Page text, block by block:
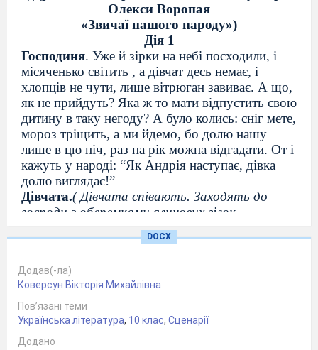
Олекси Воропая
«Звичаї нашого народу»)
Дія 1
Господиня. Уже й зірки на небі посходили, і
місяченько світить , а дівчат десь немає, і
хлопців не чути, лише вітрюган завиває. А що,
як не прийдуть? Яка ж то мати відпустить свою
дитину в таку негоду? А було колись: сніг мете,
мороз тріщить, а ми йдемо, бо долю нашу
лише в цю ніч, раз на рік можна відгадати. От і
кажуть у народі: “Як Андрія наступає, дівка
долю виглядає!”
Дівчата.( Дівчата співають. Заходять до
господи з оберемками ялинових гілок,
квітів, снопом.)Ой у вишневому
садочку там соловейко щебетав. Віть – віть,
соловейко щебетав.
Дівчина 1. Добрий вечір вашій хаті!
Дівчина 4.Уклін господині!
Дівчина 5.Чи веселі вечорниці у нас на
Вкраїні?
DOCX
Додав(-ла)
Коверсун Вікторія Михайлівна
Пов’язані теми
Українська література, 10 клас, Сценарії
Додано